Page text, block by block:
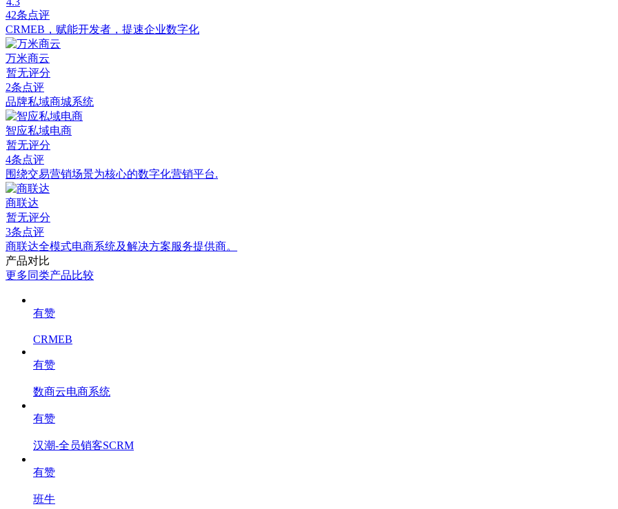
42条点评
CRMEB，赋能开发者，提速企业数字化
万米商云
暂无评分
2条点评
品牌私域商城系统
智应私域电商
暂无评分
4条点评
围绕交易营销场景为核心的数字化营销平台.
商联达
暂无评分
3条点评
商联达全模式电商系统及解决方案服务提供商。
产品对比
更多同类产品比较
有赞
CRMEB
有赞
数商云电商系统
有赞
汉潮-全员销客SCRM
有赞
班牛